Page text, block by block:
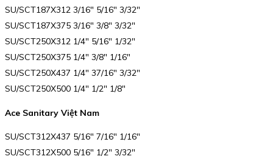
SU/SCT187X312 3/16″ 5/16″ 3/32″
SU/SCT187X375 3/16″ 3/8″ 3/32″
SU/SCT250X312 1/4″ 5/16″ 1/32″
SU/SCT250X375 1/4″ 3/8″ 1/16″
SU/SCT250X437 1/4″ 37/16″ 3/32″
SU/SCT250X500 1/4″ 1/2″ 1/8″
Ace Sanitary Việt Nam
SU/SCT312X437 5/16″ 7/16″ 1/16″
SU/SCT312X500 5/16″ 1/2″ 3/32″